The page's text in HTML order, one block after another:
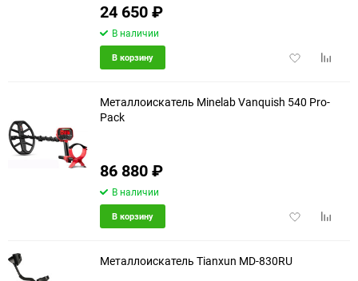
24 650₽
В наличии
Добавить
В корзину
Металлоискатель Minelab Vanquish 540 Pro-
Pack
86 880₽
В наличии
Добавить
В корзину
Металлоискатель Tianxun MD-830RU